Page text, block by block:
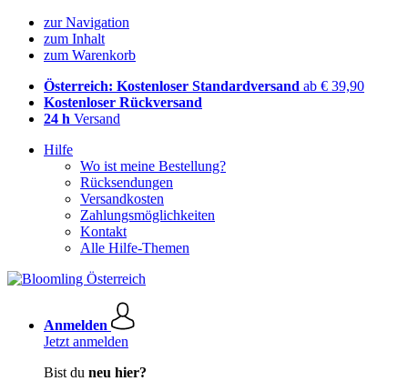
zur Navigation
zum Inhalt
zum Warenkorb
Österreich: Kostenloser Standardversand ab € 39,90
Kostenloser Rückversand
24 h Versand
Hilfe
Wo ist meine Bestellung?
Rücksendungen
Versandkosten
Zahlungsmöglichkeiten
Kontakt
Alle Hilfe-Themen
Anmelden
Jetzt anmelden
Bist du neu hier?